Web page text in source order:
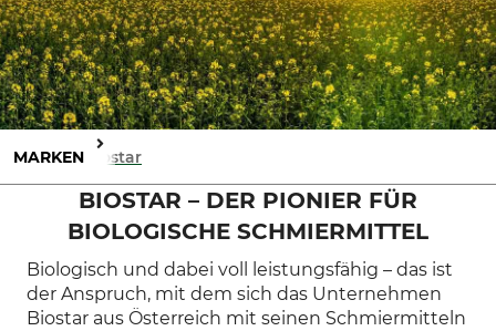
MARKEN Biostar
BIOSTAR – DER PIONIER FÜR
BIOLOGISCHE SCHMIERMITTEL
Biologisch und dabei voll leistungsfähig – das ist
der Anspruch, mit dem sich das Unternehmen
Biostar aus Österreich mit seinen Schmiermitteln